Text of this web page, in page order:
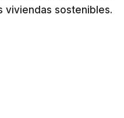
viviendas sostenibles.